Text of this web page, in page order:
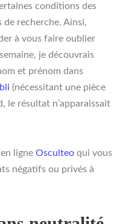
conditions des
recherche. Ainsi,
à vous faire oublier
je découvrais
et prénom dans
(nécessitant une pièce
le résultat n’apparaissait
ligne Osculteo qui vous
négatifs ou privés à